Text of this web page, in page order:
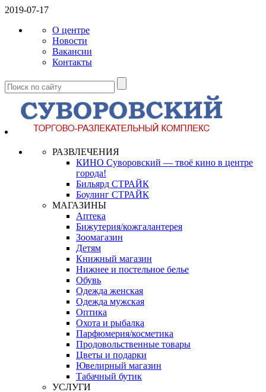
2019-07-17
О центре
Новости
Вакансии
Контакты
РАЗВЛЕЧЕНИЯ
КИНО Суворовский — твоё кино в центре
города!
Бильярд СТРАЙК
Боулинг СТРАЙК
МАГАЗИНЫ
Аптека
Бижутерия/кожгалантерея
Зоомагазин
Детям
Книжный магазин
Нижнее и постельное белье
Обувь
Одежда женская
Одежда мужская
Оптика
Охота и рыбалка
Парфюмерия/косметика
Продовольственные товары
Цветы и подарки
Ювелирный магазин
Табачный бутик
УСЛУГИ